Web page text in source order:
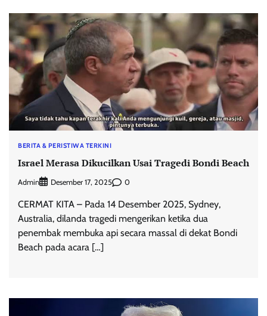
BERITA & PERISTIWA TERKINI
Israel Merasa Dikucilkan Usai Tragedi Bondi Beach
Admin Desember 17, 2025 0
CERMAT KITA – Pada 14 Desember 2025, Sydney,
Australia, dilanda tragedi mengerikan ketika dua
penembak membuka api secara massal di dekat Bondi
Beach pada acara […]